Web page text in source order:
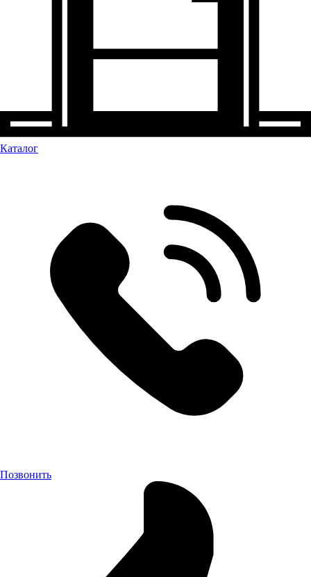
Каталог
Позвонить